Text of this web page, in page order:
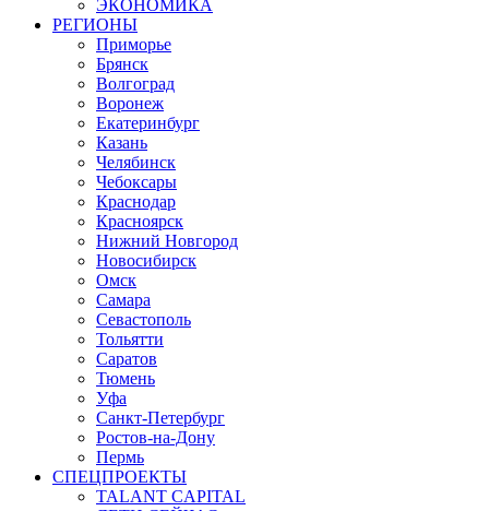
ЭКОНОМИКА
РЕГИОНЫ
Приморье
Брянск
Волгоград
Воронеж
Екатеринбург
Казань
Челябинск
Чебоксары
Краснодар
Красноярск
Нижний Новгород
Новосибирск
Омск
Самара
Севастополь
Тольятти
Саратов
Тюмень
Уфа
Санкт-Петербург
Ростов-на-Дону
Пермь
СПЕЦПРОЕКТЫ
TALANT CAPITAL